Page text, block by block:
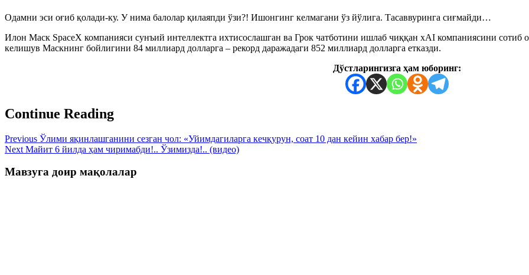
Одамни эси оғиб қолади-ку. У нима балолар қилаяпди ўзи?! Ишонгинг келмагани ўз йўлига. Тасаввуринга сиғмайди…
Илон Маск SpaceX компанияси сунъий интеллектга ихтисослашган ва Грок чатботини ишлаб чиққан xAI компаниясини сотиб
келишув Маскнинг бойлигини 84 миллиард долларга – рекорд даражадаги 852 миллиард долларга етказди.
Дўстларингизга ҳам юборинг:
Continue Reading
Previous Ўлими яқинлашганини сезган чол: «Уйимдагиларга кечқурун, соат 10 дан кейин хабар бер!»
Next Майит 6 йилда ҳам чиримабди!.. Ўзимизда!.. (видео)
Мавзуга доир мақолалар